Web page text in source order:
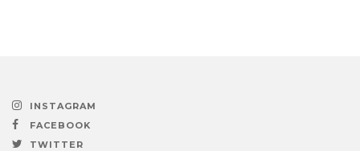
INSTAGRAM
FACEBOOK
TWITTER